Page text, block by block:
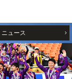
ニュース